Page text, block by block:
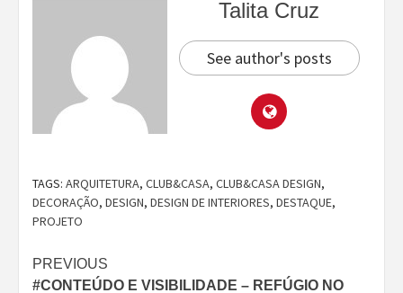
Talita Cruz
See author's posts
TAGS: ARQUITETURA, CLUB&CASA, CLUB&CASA DESIGN,
DECORAÇÃO, DESIGN, DESIGN DE INTERIORES, DESTAQUE,
PROJETO
Continue
PREVIOUS
#CONTEÚDO E VISIBILIDADE – REFÚGIO NO